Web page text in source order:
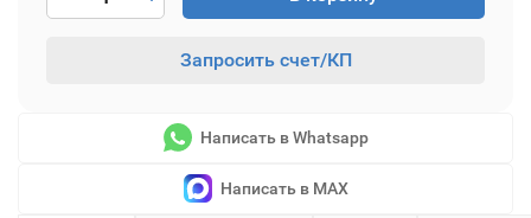
Запросить счет/КП
Написать в Whatsapp
Написать в MAX